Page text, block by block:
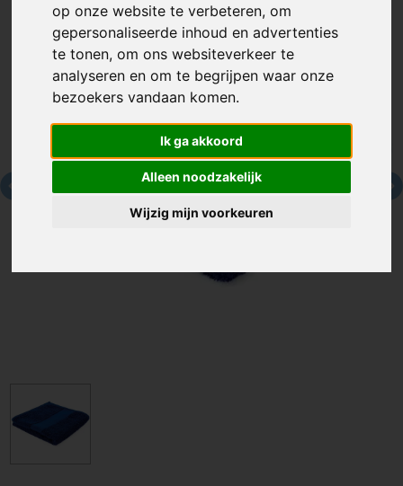
op onze website te verbeteren, om
gepersonaliseerde inhoud en advertenties
te tonen, om ons websiteverkeer te
analyseren en om te begrijpen waar onze
bezoekers vandaan komen.
Ik ga akkoord
Alleen noodzakelijk
Wijzig mijn voorkeuren